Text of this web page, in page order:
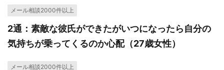
メール相談2000件以上
2通：素敵な彼氏ができたがいつになったら自分の
気持ちが乗ってくるのか心配（27歳女性）
メール相談2000件以上